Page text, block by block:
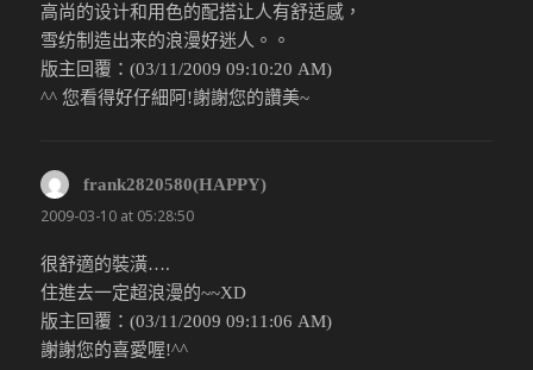
高尚的设计和用色的配搭让人有舒适感，
雪纺制造出来的浪漫好迷人。。
版主回覆：(03/11/2009 09:10:20 AM)
^^ 您看得好仔細阿!謝謝您的讚美~
frank2820580(HAPPY)
2009-03-10 at 05:28:50
很舒適的裝潢….
住進去一定超浪漫的~~XD
版主回覆：(03/11/2009 09:11:06 AM)
謝謝您的喜愛喔!^^